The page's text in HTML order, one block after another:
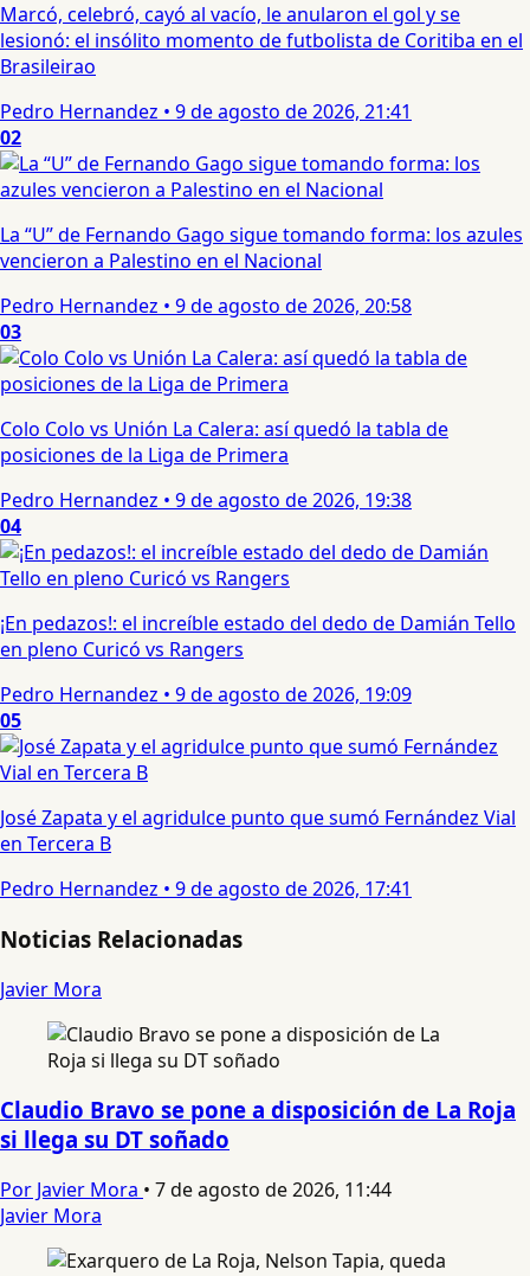
Marcó, celebró, cayó al vacío, le anularon el gol y se
lesionó: el insólito momento de futbolista de Coritiba en el
Brasileirao
Pedro Hernandez • 9 de agosto de 2026, 21:41
02
La “U” de Fernando Gago sigue tomando forma: los azules
vencieron a Palestino en el Nacional
Pedro Hernandez • 9 de agosto de 2026, 20:58
03
Colo Colo vs Unión La Calera: así quedó la tabla de
posiciones de la Liga de Primera
Pedro Hernandez • 9 de agosto de 2026, 19:38
04
¡En pedazos!: el increíble estado del dedo de Damián Tello
en pleno Curicó vs Rangers
Pedro Hernandez • 9 de agosto de 2026, 19:09
05
José Zapata y el agridulce punto que sumó Fernández Vial
en Tercera B
Pedro Hernandez • 9 de agosto de 2026, 17:41
Noticias Relacionadas
Javier Mora
Claudio Bravo se pone a disposición de La Roja
si llega su DT soñado
Por Javier Mora • 7 de agosto de 2026, 11:44
Javier Mora